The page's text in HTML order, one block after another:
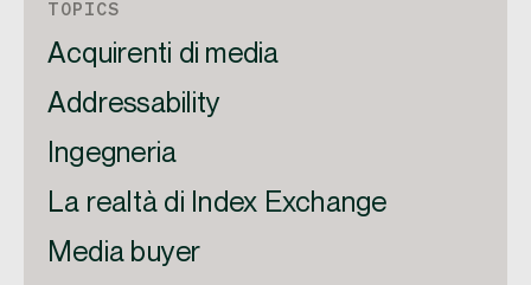
TOPICS
Acquirenti di media
Addressability
Ingegneria
La realtà di Index Exchange
Media buyer